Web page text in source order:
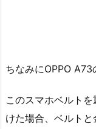
ちなみにOPPO A73
このスマホベルト
けた場合、ベルト